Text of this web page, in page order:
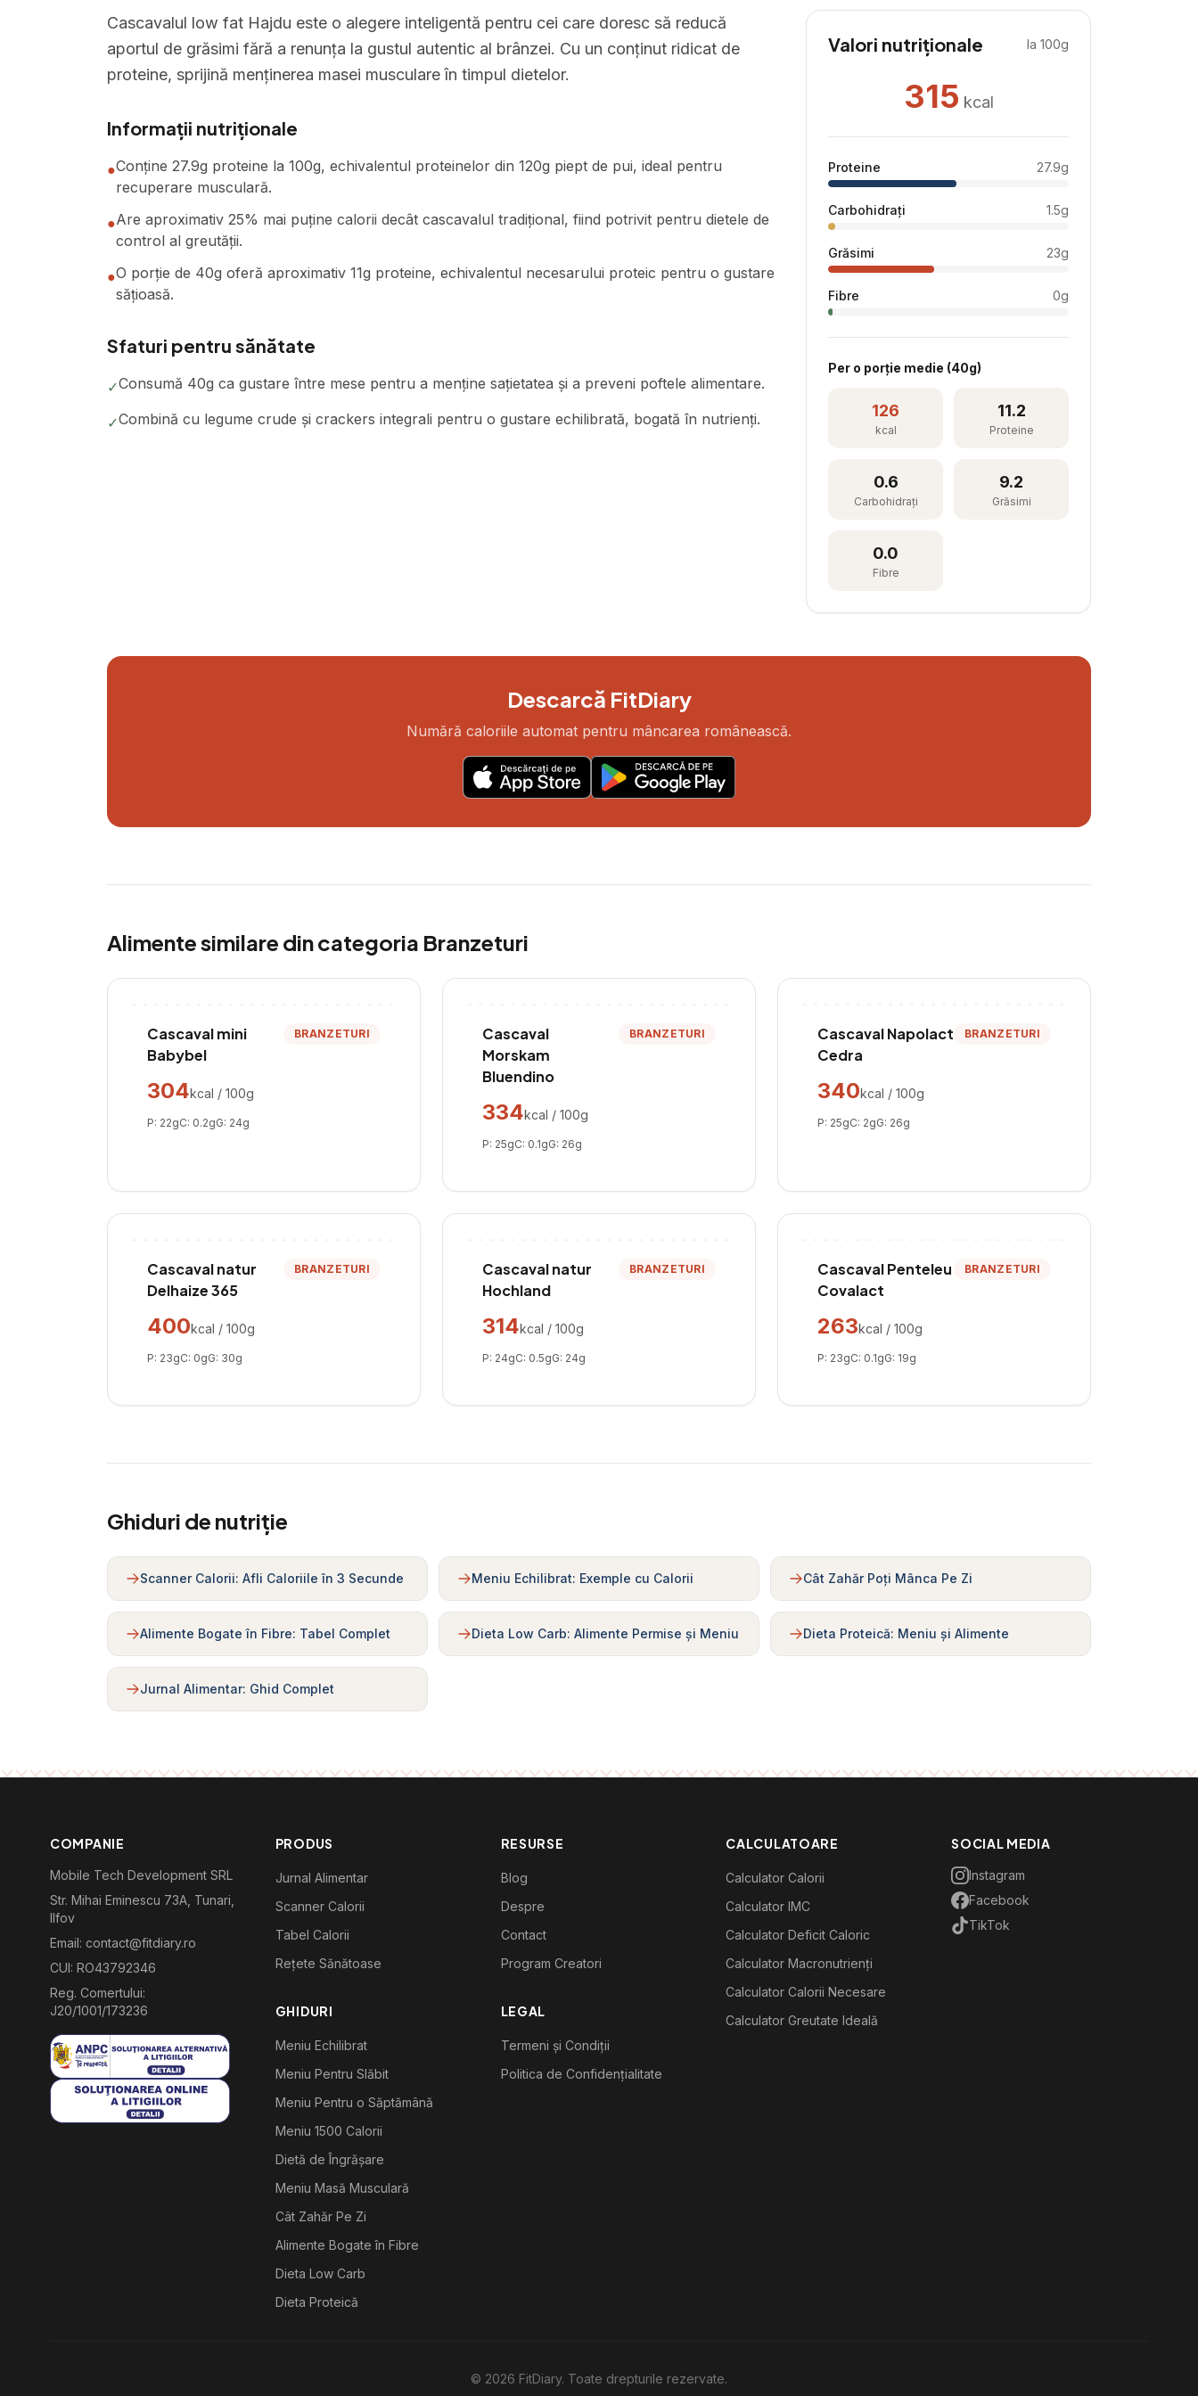
Cascavalul low fat Hajdu este o alegere inteligentă pentru cei care doresc să reducă
aportul de grăsimi fără a renunța la gustul autentic al brânzei. Cu un conținut ridicat de
proteine, sprijină menținerea masei musculare în timpul dietelor.
Informații nutriționale
●Conține 27.9g proteine la 100g, echivalentul proteinelor din 120g piept de pui, ideal pentru
recuperare musculară.
●Are aproximativ 25% mai puține calorii decât cascavalul tradițional, fiind potrivit pentru dietele de
control al greutății.
●O porție de 40g oferă aproximativ 11g proteine, echivalentul necesarului proteic pentru o gustare
sățioasă.
Sfaturi pentru sănătate
✓Consumă 40g ca gustare între mese pentru a menține sațietatea și a preveni poftele alimentare.
✓Combină cu legume crude și crackers integrali pentru o gustare echilibrată, bogată în nutrienți.
Valori nutriționale la 100g
315 kcal
Proteine 27.9g
Carbohidrați 1.5g
Grăsimi 23g
Fibre 0g
Per o porție medie (40g)
126
kcal
11.2
Proteine
0.6
Carbohidrați
9.2
Grăsimi
0.0
Fibre
Descarcă FitDiary
Numără caloriile automat pentru mâncarea românească.
Alimente similare din categoria Branzeturi
Cascaval mini
Babybel
BRANZETURI
304kcal / 100g
P: 22gC: 0.2gG: 24g
Cascaval
Morskam
Bluendino
BRANZETURI
334kcal / 100g
P: 25gC: 0.1gG: 26g
Cascaval Napolact
Cedra
BRANZETURI
340kcal / 100g
P: 25gC: 2gG: 26g
Cascaval natur
Delhaize 365
BRANZETURI
400kcal / 100g
P: 23gC: 0gG: 30g
Cascaval natur
Hochland
BRANZETURI
314kcal / 100g
P: 24gC: 0.5gG: 24g
Cascaval Penteleu
Covalact
BRANZETURI
263kcal / 100g
P: 23gC: 0.1gG: 19g
Ghiduri de nutriție
Scanner Calorii: Afli Caloriile în 3 Secunde Meniu Echilibrat: Exemple cu Calorii Cât Zahăr Poți Mânca Pe Zi
Alimente Bogate în Fibre: Tabel Complet Dieta Low Carb: Alimente Permise și Meniu Dieta Proteică: Meniu și Alimente
Jurnal Alimentar: Ghid Complet
COMPANIE
Mobile Tech Development SRL
Str. Mihai Eminescu 73A, Tunari,
Ilfov
Email: contact@fitdiary.ro
CUI: RO43792346
Reg. Comertului:
J20/1001/173236
PRODUS
Jurnal Alimentar
Scanner Calorii
Tabel Calorii
Rețete Sănătoase
GHIDURI
Meniu Echilibrat
Meniu Pentru Slăbit
Meniu Pentru o Săptămână
Meniu 1500 Calorii
Dietă de Îngrășare
Meniu Masă Musculară
Cât Zahăr Pe Zi
Alimente Bogate în Fibre
Dieta Low Carb
Dieta Proteică
RESURSE
Blog
Despre
Contact
Program Creatori
LEGAL
Termeni și Condiții
Politica de Confidențialitate
CALCULATOARE
Calculator Calorii
Calculator IMC
Calculator Deficit Caloric
Calculator Macronutrienți
Calculator Calorii Necesare
Calculator Greutate Ideală
SOCIAL MEDIA
Instagram
Facebook
TikTok
© 2026 FitDiary. Toate drepturile rezervate.